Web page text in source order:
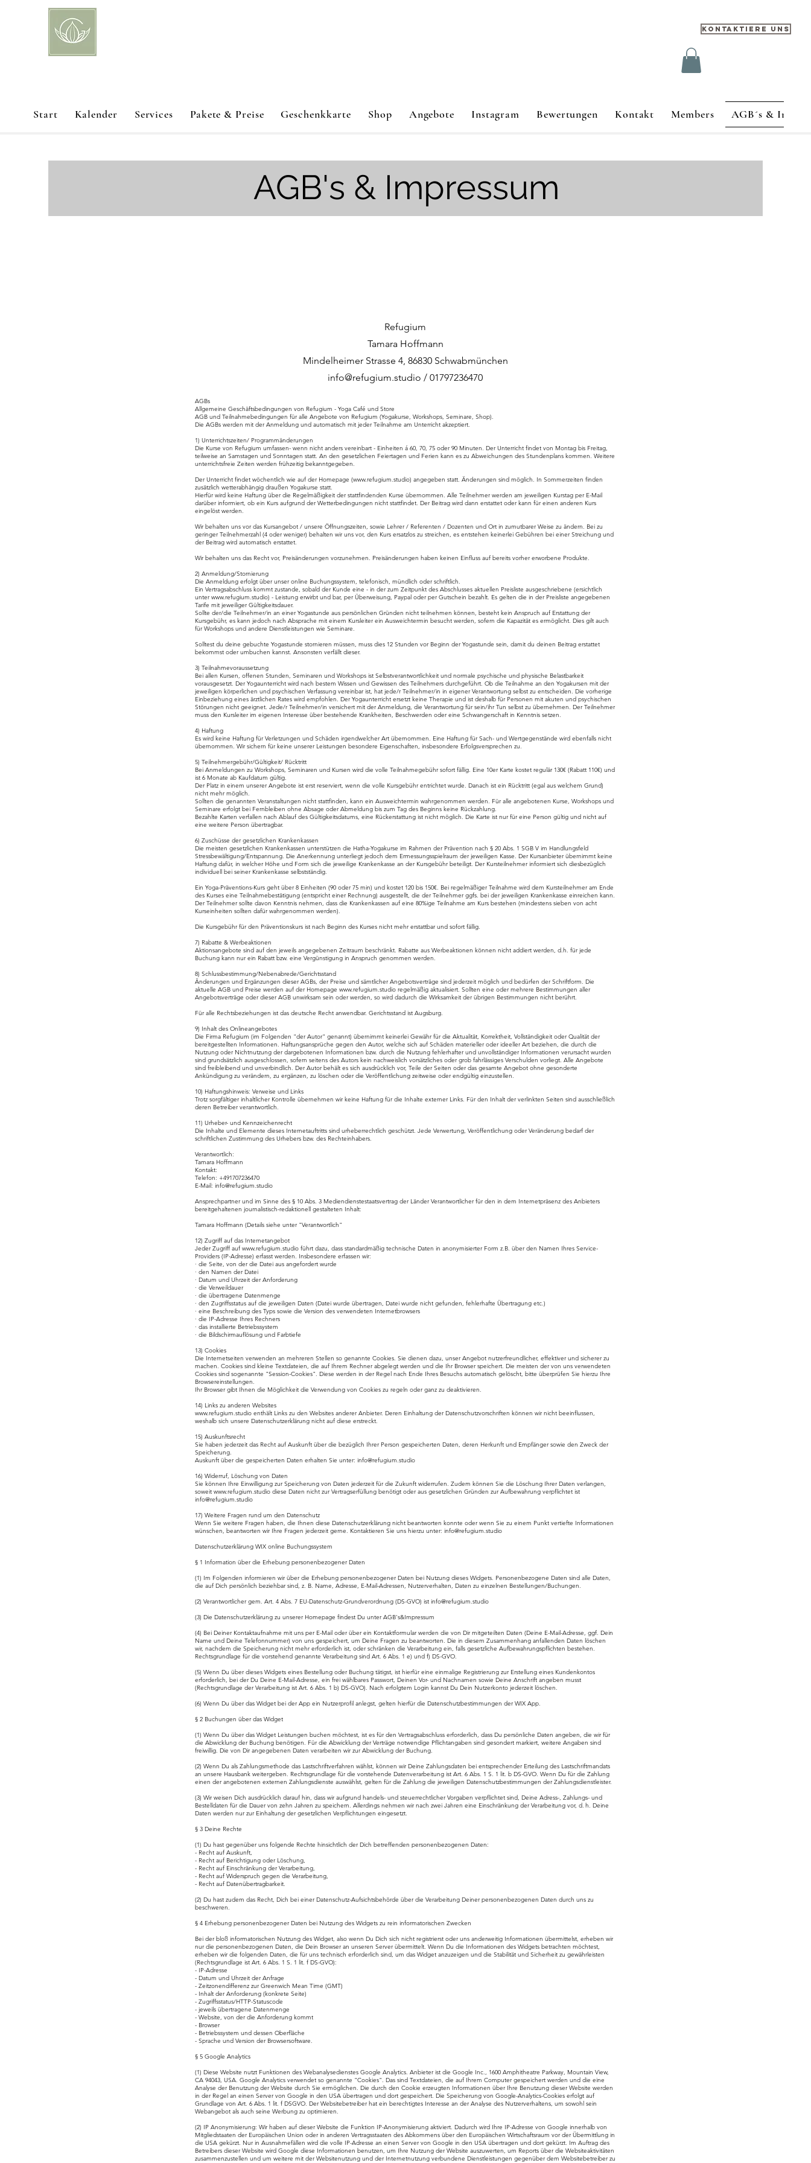
Kontaktiere uns
Start Kalender Services Pakete & Preise Geschenkkarte Shop Angebote Instagram Bewertungen Kontakt Members AGB´s &
AGB's & Impressum
Refugium
Tamara Hoffmann
Mindelheimer Strasse 4, 86830 Schwabmünchen
info@refugium.studio / 01797236470
AGBs
Allgemeine Geschäftsbedingungen von Refugium - Yoga Café und Store
AGB und Teilnahmebedingungen für alle Angebote von Refugium (Yogakurse, Workshops, Seminare, Shop).
Die AGBs werden mit der Anmeldung und automatisch mit jeder Teilnahme am Unterricht akzeptiert.
1) Unterrichtszeiten/ Programmänderungen
Die Kurse von Refugium umfassen- wenn nicht anders vereinbart - Einheiten á 60, 70, 75 oder 90 Minuten. Der Unterricht findet von Montag bis Freitag,
teilweise an Samstagen und Sonntagen statt. An den gesetzlichen Feiertagen und Ferien kann es zu Abweichungen des Stundenplans kommen. Weitere
unterrichtsfreie Zeiten werden frühzeitig bekanntgegeben.
Der Unterricht findet wöchentlich wie auf der Homepage (www.refugium.studio) angegeben statt. Änderungen sind möglich. In Sommerzeiten finden
zusätzlich wetterabhängig draußen Yogakurse statt.
Hierfür wird keine Haftung über die Regelmäßigkeit der stattfindenden Kurse übernommen. Alle Teilnehmer werden am jeweiligen Kurstag per E-Mail
darüber informiert, ob ein Kurs aufgrund der Wetterbedingungen nicht stattfindet. Der Beitrag wird dann erstattet oder kann für einen anderen Kurs
eingelöst werden.
Wir behalten uns vor das Kursangebot / unsere Öffnungszeiten, sowie Lehrer / Referenten / Dozenten und Ort in zumutbarer Weise zu ändern. Bei zu
geringer Teilnehmerzahl (4 oder weniger) behalten wir uns vor, den Kurs ersatzlos zu streichen, es entstehen keinerlei Gebühren bei einer Streichung und
der Beitrag wird automatisch erstattet.
Wir behalten uns das Recht vor, Preisänderungen vorzunehmen. Preisänderungen haben keinen Einfluss auf bereits vorher erworbene Produkte.
2) Anmeldung/Stornierung
Die Anmeldung erfolgt über unser online Buchungssystem, telefonisch, mündlich oder schriftlich.
Ein Vertragsabschluss kommt zustande, sobald der Kunde eine - in der zum Zeitpunkt des Abschlusses aktuellen Preisliste ausgeschriebene (ersichtlich
unterwww.refugium.studio) - Leistung erwirbt und bar, per Überweisung, Paypal oder per Gutschein bezahlt. Es gelten die in der Preisliste angegebenen
Tarife mit jeweiliger Gültigkeitsdauer.
Sollte der/die Teilnehmer/in an einer Yogastunde aus persönlichen Gründen nicht teilnehmen können, besteht kein Anspruch auf Erstattung der
Kursgebühr, es kann jedoch nach Absprache mit einem Kursleiter ein Ausweichtermin besucht werden, sofern die Kapazität es ermöglicht. Dies gilt auch
für Workshops und andere Dienstleistungen wie Seminare.
Solltest du deine gebuchte Yogastunde stornieren müssen, muss dies 12 Stunden vor Beginn der Yogastunde sein, damit du deinen Beitrag erstattet
bekommst oder umbuchen kannst. Ansonsten verfällt dieser.
3) Teilnahmevoraussetzung
Bei allen Kursen, offenen Stunden, Seminaren und Workshops ist Selbstverantwortlichkeit und normale psychische und physische Belastbarkeit
vorausgesetzt. Der Yogaunterricht wird nach bestem Wissen und Gewissen des Teilnehmers durchgeführt. Ob die Teilnahme an den Yogakursen mit der
jeweiligen körperlichen und psychischen Verfassung vereinbar ist, hat jede/r Teilnehmer/in in eigener Verantwortung selbst zu entscheiden. Die vorherige
Einbeziehung eines ärztlichen Rates wird empfohlen. Der Yogaunterricht ersetzt keine Therapie und ist deshalb für Personen mit akuten und psychischen
Störungen nicht geeignet. Jede/r Teilnehmer/in versichert mit der Anmeldung, die Verantwortung für sein/ihr Tun selbst zu übernehmen. Der Teilnehmer
muss den Kursleiter im eigenen Interesse über bestehende Krankheiten, Beschwerden oder eine Schwangerschaft in Kenntnis setzen.
4) Haftung
Es wird keine Haftung für Verletzungen und Schäden irgendwelcher Art übernommen. Eine Haftung für Sach- und Wertgegenstände wird ebenfalls nicht
übernommen. Wir sichern für keine unserer Leistungen besondere Eigenschaften, insbesondere Erfolgsversprechen zu.
5) Teilnehmergebühr/Gültigkeit/ Rücktritt
Bei Anmeldungen zu Workshops, Seminaren und Kursen wird die volle Teilnahmegebühr sofort fällig. Eine 10er Karte kostet regulär 130€ (Rabatt 110€) und
ist 6 Monate ab Kaufdatum gültig.
Der Platz in einem unserer Angebote ist erst reserviert, wenn die volle Kursgebühr entrichtet wurde. Danach ist ein Rücktritt (egal aus welchem Grund)
nicht mehr möglich.
Sollten die genannten Veranstaltungen nicht stattfinden, kann ein Ausweichtermin wahrgenommen werden. Für alle angebotenen Kurse, Workshops und
Seminare erfolgt bei Fernbleiben ohne Absage oder Abmeldung bis zum Tag des Beginns keine Rückzahlung.
Bezahlte Karten verfallen nach Ablauf des Gültigkeitsdatums, eine Rückerstattung ist nicht möglich. Die Karte ist nur für eine Person gültig und nicht auf
eine weitere Person übertragbar.
6) Zuschüsse der gesetzlichen Krankenkassen
Die meisten gesetzlichen Krankenkassen unterstützen die Hatha-Yogakurse im Rahmen der Prävention nach § 20 Abs. 1 SGB V im Handlungsfeld
Stressbewältigung/Entspannung. Die Anerkennung unterliegt jedoch dem Ermessungsspielraum der jeweiligen Kasse. Der Kursanbieter übernimmt keine
Haftung dafür, in welcher Höhe und Form sich die jeweilige Krankenkasse an der Kursgebühr beteiligt. Der Kursteilnehmer informiert sich diesbezüglich
individuell bei seiner Krankenkasse selbstständig.
Ein Yoga-Präventions-Kurs geht über 8 Einheiten (90 oder 75 min) und kostet 120 bis 150€. Bei regelmäßiger Teilnahme wird dem Kursteilnehmer am Ende
des Kurses eine Teilnahmebestätigung (entspricht einer Rechnung) ausgestellt, die der Teilnehmer ggfs. bei der jeweiligen Krankenkasse einreichen kann.
Der Teilnehmer sollte davon Kenntnis nehmen, dass die Krankenkassen auf eine 80%ige Teilnahme am Kurs bestehen (mindestens sieben von acht
Kurseinheiten sollten dafür wahrgenommen werden).
Die Kursgebühr für den Präventionskurs ist nach Beginn des Kurses nicht mehr erstattbar und sofort fällig.
7) Rabatte & Werbeaktionen
Aktionsangebote sind auf den jeweils angegebenen Zeitraum beschränkt. Rabatte aus Werbeaktionen können nicht addiert werden, d.h. für jede
Buchung kann nur ein Rabatt bzw. eine Vergünstigung in Anspruch genommen werden.
8) Schlussbestimmung/Nebenabrede/Gerichtsstand
Änderungen und Ergänzungen dieser AGBs, der Preise und sämtlicher Angebotsverträge sind jederzeit möglich und bedürfen der Schriftform. Die
aktuelle AGB und Preise werden auf der Homepage www.refugium.studio regelmäßig aktualisiert. Sollten eine oder mehrere Bestimmungen aller
Angebotsverträge oder dieser AGB unwirksam sein oder werden, so wird dadurch die Wirksamkeit der übrigen Bestimmungen nicht berührt.
Für alle Rechtsbeziehungen ist das deutsche Recht anwendbar. Gerichtsstand ist Augsburg.
9) Inhalt des Onlineangebotes
Die Firma Refugium (im Folgenden "der Autor" genannt) übernimmt keinerlei Gewähr für die Aktualität, Korrektheit, Vollständigkeit oder Qualität der
bereitgestellten Informationen. Haftungsansprüche gegen den Autor, welche sich auf Schäden materieller oder ideeller Art beziehen, die durch die
Nutzung oder Nichtnutzung der dargebotenen Informationen bzw. durch die Nutzung fehlerhafter und unvollständiger Informationen verursacht wurden
sind grundsätzlich ausgeschlossen, sofern seitens des Autors kein nachweislich vorsätzliches oder grob fahrlässiges Verschulden vorliegt. Alle Angebote
sind freibleibend und unverbindlich. Der Autor behält es sich ausdrücklich vor, Teile der Seiten oder das gesamte Angebot ohne gesonderte
Ankündigung zu verändern, zu ergänzen, zu löschen oder die Veröffentlichung zeitweise oder endgültig einzustellen.
10) Haftungshinweis: Verweise und Links
Trotz sorgfältiger inhaltlicher Kontrolle übernehmen wir keine Haftung für die Inhalte externer Links. Für den Inhalt der verlinkten Seiten sind ausschließlich
deren Betreiber verantwortlich.
11) Urheber- und Kennzeichenrecht
Die Inhalte und Elemente dieses Internetauftritts sind urheberrechtlich geschützt. Jede Verwertung, Veröffentlichung oder Veränderung bedarf der
schriftlichen Zustimmung des Urhebers bzw. des Rechteinhabers.
Verantwortlich:
Tamara Hoffmann
Kontakt:
Telefon: +491707236470
E-Mail: info@refugium.studio
Ansprechpartner und im Sinne des § 10 Abs. 3 Mediendienstestaatsvertrag der Länder Verantwortlicher für den in dem Internetpräsenz des Anbieters
bereitgehaltenen journalistisch-redaktionell gestalteten Inhalt:
Tamara Hoffmann (Details siehe unter "Verantwortlich"
12) Zugriff auf das Internetangebot
Jeder Zugriff auf www.refugium.studio führt dazu, dass standardmäßig technische Daten in anonymisierter Form z.B. über den Namen Ihres Service-
Providers (IP-Adresse) erfasst werden. Insbesondere erfassen wir:
· die Seite, von der die Datei aus angefordert wurde
· den Namen der Datei
· Datum und Uhrzeit der Anforderung
· die Verweildauer
· die übertragene Datenmenge
· den Zugriffsstatus auf die jeweiligen Daten (Datei wurde übertragen, Datei wurde nicht gefunden, fehlerhafte Übertragung etc.)
· eine Beschreibung des Typs sowie die Version des verwendeten Internetbrowsers
· die IP-Adresse Ihres Rechners
· das installierte Betriebssystem
· die Bildschirmauflösung und Farbtiefe
13) Cookies
Die Internetseiten verwenden an mehreren Stellen so genannte Cookies. Sie dienen dazu, unser Angebot nutzerfreundlicher, effektiver und sicherer zu
machen. Cookies sind kleine Textdateien, die auf Ihrem Rechner abgelegt werden und die Ihr Browser speichert. Die meisten der von uns verwendeten
Cookies sind sogenannte "Session-Cookies". Diese werden in der Regel nach Ende Ihres Besuchs automatisch gelöscht, bitte überprüfen Sie hierzu Ihre
Browsereinstellungen.
Ihr Browser gibt Ihnen die Möglichkeit die Verwendung von Cookies zu regeln oder ganz zu deaktivieren.
14) Links zu anderen Websites
www.refugium.studio enthält Links zu den Websites anderer Anbieter. Deren Einhaltung der Datenschutzvorschriften können wir nicht beeinflussen,
weshalb sich unsere Datenschutzerklärung nicht auf diese erstreckt.
15) Auskunftsrecht
Sie haben jederzeit das Recht auf Auskunft über die bezüglich Ihrer Person gespeicherten Daten, deren Herkunft und Empfänger sowie den Zweck der
Speicherung.
Auskunft über die gespeicherten Daten erhalten Sie unter: info@refugium.studio
16) Widerruf, Löschung von Daten
Sie können Ihre Einwilligung zur Speicherung von Daten jederzeit für die Zukunft widerrufen. Zudem können Sie die Löschung Ihrer Daten verlangen,
soweit www.refugium.studio diese Daten nicht zur Vertragserfüllung benötigt oder aus gesetzlichen Gründen zur Aufbewahrung verpflichtet ist
info@refugium.studio
17) Weitere Fragen rund um den Datenschutz
Wenn Sie weitere Fragen haben, die Ihnen diese Datenschutzerklärung nicht beantworten konnte oder wenn Sie zu einem Punkt vertiefte Informationen
wünschen, beantworten wir Ihre Fragen jederzeit gerne. Kontaktieren Sie uns hierzu unter: info@refugium.studio
Datenschutzerklärung WIX online Buchungssystem
§ 1 Information über die Erhebung personenbezogener Daten
(1) Im Folgenden informieren wir über die Erhebung personenbezogener Daten bei Nutzung dieses Widgets. Personenbezogene Daten sind alle Daten,
die auf Dich persönlich beziehbar sind, z. B. Name, Adresse, E-Mail-Adressen, Nutzerverhalten, Daten zu einzelnen Bestellungen/Buchungen.
(2) Verantwortlicher gem. Art. 4 Abs. 7 EU-Datenschutz-Grundverordnung (DS-GVO) ist info@refugium.studio
(3) Die Datenschutzerklärung zu unserer Homepage findest Du unter AGB's&Impressum
(4) Bei Deiner Kontaktaufnahme mit uns per E-Mail oder über ein Kontaktformular werden die von Dir mitgeteilten Daten (Deine E-Mail-Adresse, ggf. Dein
Name und Deine Telefonnummer) von uns gespeichert, um Deine Fragen zu beantworten. Die in diesem Zusammenhang anfallenden Daten löschen
wir, nachdem die Speicherung nicht mehr erforderlich ist, oder schränken die Verarbeitung ein, falls gesetzliche Aufbewahrungspflichten bestehen.
Rechtsgrundlage für die vorstehend genannte Verarbeitung sind Art. 6 Abs. 1 e) und f) DS-GVO.
(5) Wenn Du über dieses Widgets eines Bestellung oder Buchung tätigst, ist hierfür eine einmalige Registrierung zur Erstellung eines Kundenkontos
erforderlich, bei der Du Deine E-Mail-Adresse, ein frei wählbares Passwort, Deinen Vor- und Nachnamen sowie Deine Anschrift angeben musst
(Rechtsgrundlage der Verarbeitung ist Art. 6 Abs. 1 b) DS-GVO). Nach erfolgtem Login kannst Du Dein Nutzerkonto jederzeit löschen.
(6) Wenn Du über das Widget bei der App ein Nutzerprofil anlegst, gelten hierfür die Datenschutzbestimmungen der WIX App.
§ 2 Buchungen über das Widget
(1) Wenn Du über das Widget Leistungen buchen möchtest, ist es für den Vertragsabschluss erforderlich, dass Du persönliche Daten angeben, die wir für
die Abwicklung der Buchung benötigen. Für die Abwicklung der Verträge notwendige Pflichtangaben sind gesondert markiert, weitere Angaben sind
freiwillig. Die von Dir angegebenen Daten verarbeiten wir zur Abwicklung der Buchung.
(2) Wenn Du als Zahlungsmethode das Lastschriftverfahren wählst, können wir Deine Zahlungsdaten bei entsprechender Erteilung des Lastschriftmandats
an unsere Hausbank weitergeben. Rechtsgrundlage für die vorstehende Datenverarbeitung ist Art. 6 Abs. 1 S. 1 lit. b DS-GVO. Wenn Du für die Zahlung
einen der angebotenen externen Zahlungsdienste auswählst, gelten für die Zahlung die jeweiligen Datenschutzbestimmungen der Zahlungsdienstleister.
(3) Wir weisen Dich ausdrücklich darauf hin, dass wir aufgrund handels- und steuerrechtlicher Vorgaben verpflichtet sind, Deine Adress-, Zahlungs- und
Bestelldaten für die Dauer von zehn Jahren zu speichern. Allerdings nehmen wir nach zwei Jahren eine Einschränkung der Verarbeitung vor, d. h. Deine
Daten werden nur zur Einhaltung der gesetzlichen Verpflichtungen eingesetzt.
§ 3 Deine Rechte
(1) Du hast gegenüber uns folgende Rechte hinsichtlich der Dich betreffenden personenbezogenen Daten:
- Recht auf Auskunft,
- Recht auf Berichtigung oder Löschung,
- Recht auf Einschränkung der Verarbeitung,
- Recht auf Widerspruch gegen die Verarbeitung,
- Recht auf Datenübertragbarkeit.
(2) Du hast zudem das Recht, Dich bei einer Datenschutz-Aufsichtsbehörde über die Verarbeitung Deiner personenbezogenen Daten durch uns zu
beschweren.
§ 4 Erhebung personenbezogener Daten bei Nutzung des Widgets zu rein informatorischen Zwecken
Bei der bloß informatorischen Nutzung des Widget, also wenn Du Dich sich nicht registrierst oder uns anderweitig Informationen übermittelst, erheben wir
nur die personenbezogenen Daten, die Dein Browser an unseren Server übermittelt. Wenn Du die Informationen des Widgets betrachten möchtest,
erheben wir die folgenden Daten, die für uns technisch erforderlich sind, um das Widget anzuzeigen und die Stabilität und Sicherheit zu gewährleisten
(Rechtsgrundlage ist Art. 6 Abs. 1 S. 1 lit. f DS-GVO):
- IP-Adresse
- Datum und Uhrzeit der Anfrage
- Zeitzonendifferenz zur Greenwich Mean Time (GMT)
- Inhalt der Anforderung (konkrete Seite)
- Zugriffsstatus/HTTP-Statuscode
- jeweils übertragene Datenmenge
- Website, von der die Anforderung kommt
- Browser
- Betriebssystem und dessen Oberfläche
- Sprache und Version der Browsersoftware.
§ 5 Google Analytics
(1) Diese Website nutzt Funktionen des Webanalysedienstes Google Analytics. Anbieter ist die Google Inc., 1600 Amphitheatre Parkway, Mountain View,
CA 94043, USA. Google Analytics verwendet so genannte "Cookies". Das sind Textdateien, die auf Ihrem Computer gespeichert werden und die eine
Analyse der Benutzung der Website durch Sie ermöglichen. Die durch den Cookie erzeugten Informationen über Ihre Benutzung dieser Website werden
in der Regel an einen Server von Google in den USA übertragen und dort gespeichert. Die Speicherung von Google-Analytics-Cookies erfolgt auf
Grundlage von Art. 6 Abs. 1 lit. f DSGVO. Der Websitebetreiber hat ein berechtigtes Interesse an der Analyse des Nutzerverhaltens, um sowohl sein
Webangebot als auch seine Werbung zu optimieren.
(2) IP Anonymisierung: Wir haben auf dieser Website die Funktion IP-Anonymisierung aktiviert. Dadurch wird Ihre IP-Adresse von Google innerhalb von
Mitgliedstaaten der Europäischen Union oder in anderen Vertragsstaaten des Abkommens über den Europäischen Wirtschaftsraum vor der Übermittlung in
die USA gekürzt. Nur in Ausnahmefällen wird die volle IP-Adresse an einen Server von Google in den USA übertragen und dort gekürzt. Im Auftrag des
Betreibers dieser Website wird Google diese Informationen benutzen, um Ihre Nutzung der Website auszuwerten, um Reports über die Websiteaktivitäten
zusammenzustellen und um weitere mit der Websitenutzung und der Internetnutzung verbundene Dienstleistungen gegenüber dem Websitebetreiber zu